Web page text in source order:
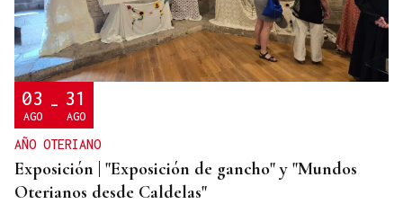
MADRES LACTANTES
Una "tetada" en Ourense para hacer visible la
lactancia
03
AGO - 31
AGO
AÑO OTERIANO
Exposición | "Exposición de gancho" y "Mundos
Oterianos desde Caldelas"